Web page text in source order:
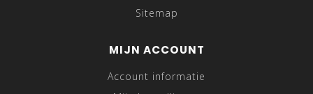
Sitemap
MIJN ACCOUNT
Account informatie